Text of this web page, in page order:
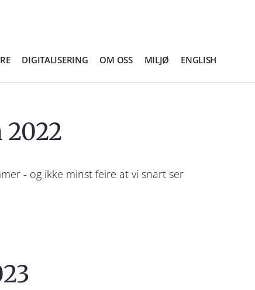
DIGITALISERING OM OSS MILJØ ENGLISH
2022
- og ikke minst feire at vi snart ser